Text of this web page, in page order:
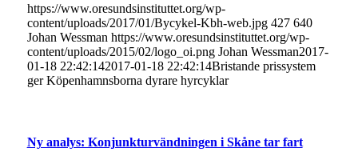
https://www.oresundsinstituttet.org/wp-
content/uploads/2017/01/Bycykel-Kbh-web.jpg 427 640
Johan Wessman https://www.oresundsinstituttet.org/wp-
content/uploads/2015/02/logo_oi.png Johan Wessman2017-
01-18 22:42:142017-01-18 22:42:14Bristande prissystem
ger Köpenhamnsborna dyrare hyrcyklar
Ny analys: Konjunkturvändningen i Skåne tar fart